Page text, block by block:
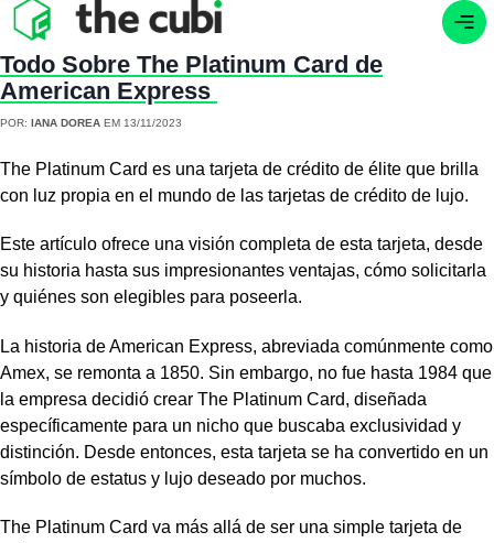
Todo Sobre The Platinum Card de
American Express
POR: IANA DOREA EM 13/11/2023
The Platinum Card es una tarjeta de crédito de élite que brilla
con luz propia en el mundo de las tarjetas de crédito de lujo.
Este artículo ofrece una visión completa de esta tarjeta, desde
su historia hasta sus impresionantes ventajas, cómo solicitarla
y quiénes son elegibles para poseerla.
La historia de American Express, abreviada comúnmente como
Amex, se remonta a 1850. Sin embargo, no fue hasta 1984 que
la empresa decidió crear The Platinum Card, diseñada
específicamente para un nicho que buscaba exclusividad y
distinción. Desde entonces, esta tarjeta se ha convertido en un
símbolo de estatus y lujo deseado por muchos.
The Platinum Card va más allá de ser una simple tarjeta de